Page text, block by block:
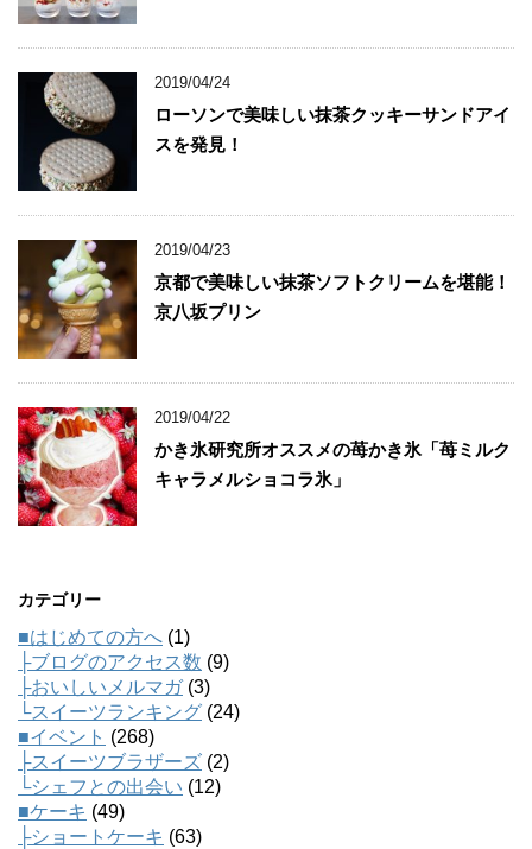
2019/04/24
ローソンで美味しい抹茶クッキーサンドアイ
スを発見！
2019/04/23
京都で美味しい抹茶ソフトクリームを堪能！
京八坂プリン
2019/04/22
かき氷研究所オススメの苺かき氷「苺ミルク
キャラメルショコラ氷」
カテゴリー
■はじめての方へ (1)
├ブログのアクセス数 (9)
├おいしいメルマガ(3)
└スイーツランキング (24)
■イベント (268)
├スイーツブラザーズ (2)
└シェフとの出会い (12)
■ケーキ (49)
├ショートケーキ (63)